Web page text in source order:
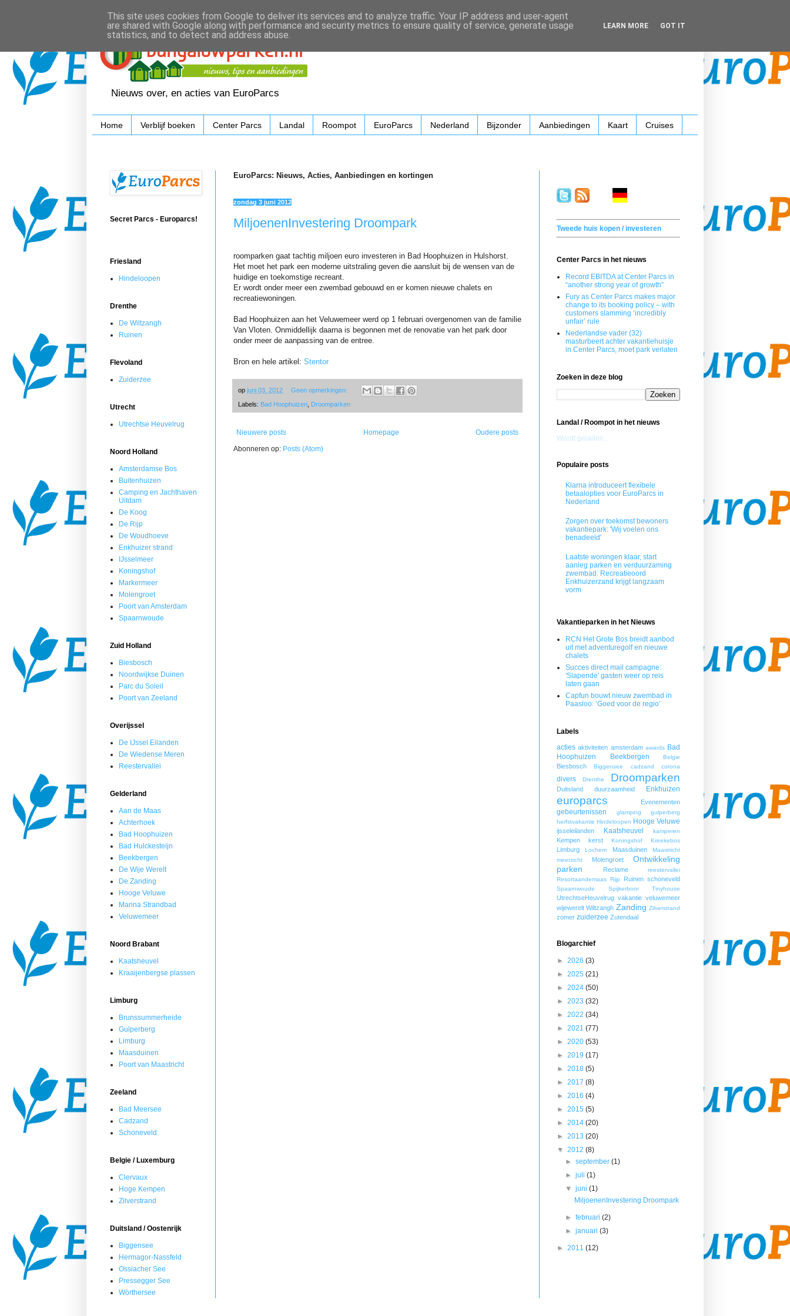
Nieuws over, en acties van EuroParcs
Home Verblijf boeken Center Parcs Landal Roompot EuroParcs Nederland Bijzonder Aanbiedingen Kaart Cruises
EuroParcs: Nieuws, Acties, Aanbiedingen en kortingen
zondag 3 juni 2012
MiljoenenInvestering Droompark
roomparken gaat tachtig miljoen euro investeren in Bad Hoophuizen in Hulshorst.
Het moet het park een moderne uitstraling geven die aansluit bij de wensen van de
huidige en toekomstige recreant.
Er wordt onder meer een zwembad gebouwd en er komen nieuwe chalets en
recreatiewoningen.
Bad Hoophuizen aan het Veluwemeer werd op 1 februari overgenomen van de familie
Van Vloten. Onmiddellijk daarna is begonnen met de renovatie van het park door
onder meer de aanpassing van de entree.
Bron en hele artikel: Stentor
op juni 03, 2012 Geen opmerkingen:
Labels: Bad Hoophuizen Droomparken
Nieuwere posts Oudere posts
Homepage
Abonneren op: Posts (Atom)
Secret Parcs - Europarcs!
Friesland
Hindeloopen
Drenthe
De Wiltzangh
Ruinen
Flevoland
Zuiderzee
Utrecht
Utrechtse Heuvelrug
Noord Holland
Amsterdamse Bos
Buitenhuizen
Camping en Jachthaven
Uitdam
De Koog
De Rijp
De Woudhoeve
Enkhuizer strand
IJsselmeer
Koningshof
Markermeer
Molengroet
Poort van Amsterdam
Spaarnwoude
Zuid Holland
Biesbosch
Noordwijkse Duinen
Parc du Soleil
Poort van Zeeland
Overijssel
De IJssel Eilanden
De Wiedense Meren
Reestervallei
Gelderland
Aan de Maas
Achterhoek
Bad Hoophuizen
Bad Hulckesteijn
Beekbergen
De Wije Werelt
De Zanding
Hooge Veluwe
Marina Strandbad
Veluwemeer
Noord Brabant
Kaatsheuvel
Kraaijenbergse plassen
Limburg
Brunssummerheide
Gulperberg
Limburg
Maasduinen
Poort van Maastricht
Zeeland
Bad Meersee
Cadzand
Schoneveld
Belgie / Luxemburg
Clervaux
Hoge Kempen
Zilverstrand
Duitsland / Oostenrijk
Biggensee
Hermagor-Nassfeld
Ossiacher See
Pressegger See
Wörthersee
Tweede huis kopen / investeren
Center Parcs in het nieuws
Record EBITDA at Center Parcs in
“another strong year of growth”
Fury as Center Parcs makes major
change to its booking policy – with
customers slamming ‘incredibly
unfair’ rule
Nederlandse vader (32)
masturbeert achter vakantiehuisje
in Center Parcs, moet park verlaten
Zoeken in deze blog
Landal / Roompot in het nieuws
Wordt geladen...
Populaire posts
Klarna introduceert flexibele
betaalopties voor EuroParcs in
Nederland
Zorgen over toekomst bewoners
vakantiepark: 'Wij voelen ons
benadeeld'
Laatste woningen klaar, start
aanleg parken en verduurzaming
zwembad. Recreatieoord
Enkhuizerzand krijgt langzaam
vorm
Vakantieparken in het Nieuws
RCN Het Grote Bos breidt aanbod
uit met adventuregolf en nieuwe
chalets
Succes direct mail campagne:
'Slapende' gasten weer op reis
laten gaan
Capfun bouwt nieuw zwembad in
Paasloo: ‘Goed voor de regio’
Labels
acties aktiviteiten amsterdam awards Bad
Hoophuizen
Beekbergen Belgie
Biesbosch Biggensee cadzand corona
divers Drenthe Droomparken
Duitsland duurzaamheid Enkhuizen
europarcs Evenementen
gebeurtenissen glamping
gulperberg
herfstvakantie Hindeloopen Hooge Veluwe
ijsseleilanden Kaatsheuvel kamperen
Kempen kerst Koningshof Kreekebos
Limburg Lochem Maasduinen
Maastricht
meerzicht
Molengroet
Ontwikkeling
parken
Reclame
reestervallei
Resortaandemaas Rijp Ruinen schoneveld
Spaarnwoude Spijkerboor Tinyhouse
UtrechtseHeuvelrug vakantie veluwemeer
wijewerelt Wiltzangh Zanding Zilverstrand
zomer zuiderzee Zutendaal
Blogarchief
► 2026 (3)
► 2025 (21)
► 2024 (50)
► 2023 (32)
► 2022 (34)
► 2021 (77)
► 2020 (53)
► 2019 (17)
► 2018 (5)
► 2017 (8)
► 2016 (4)
► 2015 (5)
► 2014 (20)
► 2013 (20)
▼ 2012 (8)
►september(1)
►juli(1)
▼juni(1)
MiljoenenInvestering Droompark
►februari(2)
►januari(3)
► 2011 (12)
This site uses cookies from Google to deliver its services and to analyze traffic. Your IP address and user-agent
are shared with Google along with performance and security metrics to ensure quality of service, generate usage
statistics, and to detect and address abuse.
LEARN MORE GOT IT